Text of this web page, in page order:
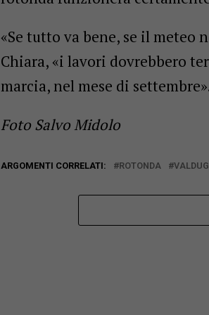
«Se tutto va bene, se il meteo
Chiara, «i lavori dovrebbero
marcia, nel mese di
Foto Salvo Midolo
ARGOMENTI CORRELATI: ROTONDA